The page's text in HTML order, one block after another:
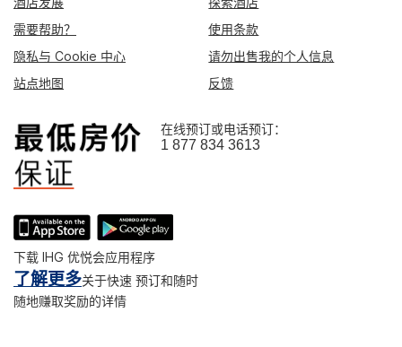
需要帮助？
使用条款
隐私与 Cookie 中心
请勿出售我的个人信息
站点地图
反馈
在线预订或电话预订：
1 877 834 3613
下载 IHG 优悦会应用程序
了解更多关于快速 预订和随时
随地赚取奖励的详情